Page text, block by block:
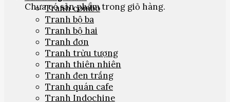
Chưa có sản phẩm trong giỏ hàng.
Tranh combo
Tranh bộ ba
Tranh bộ hai
Tranh đơn
Tranh trừu tượng
Tranh thiên nhiên
Tranh đen trắng
Tranh quán cafe
Tranh Indochine